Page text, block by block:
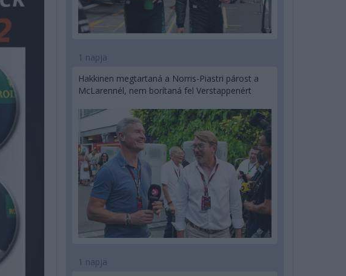
1 napja
Hakkinen megtartaná a Norris-Piastri párost a
McLarennél, nem borítaná fel Verstappenért
1 napja